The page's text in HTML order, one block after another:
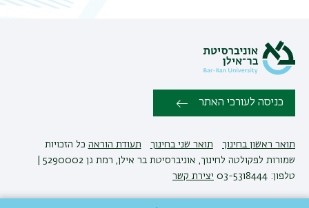
כניסה לעורכי האתר
תואר ראשון בחינוך תואר שני בחינוך תעודת הוראה כל הזכויות
טלפון: 03-5318444
יצירת קשר